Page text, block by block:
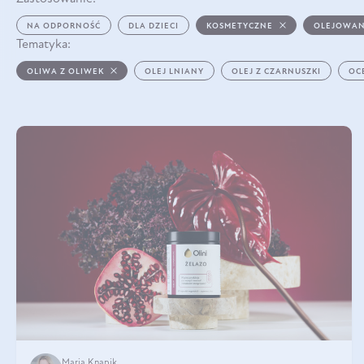
NA ODPORNOŚĆ DLA DZIECI KOSMETYCZNE
Tematyka:
OLIWA Z OLIWEK OLEJ LNIANY OLEJ Z CZARNUSZKI